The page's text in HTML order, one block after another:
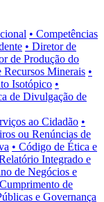
• Competências
• Diretor de
de Produção do
Recursos Minerais •
Isotópico •
de Divulgação de
ao Cidadão •
ou Renúncias de
• Código de Ética e
Integrado e
de Negócios e
de
e Governança